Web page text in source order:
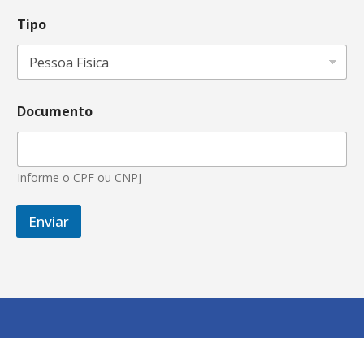
Tipo
Documento
Informe o CPF ou CNPJ
Enviar